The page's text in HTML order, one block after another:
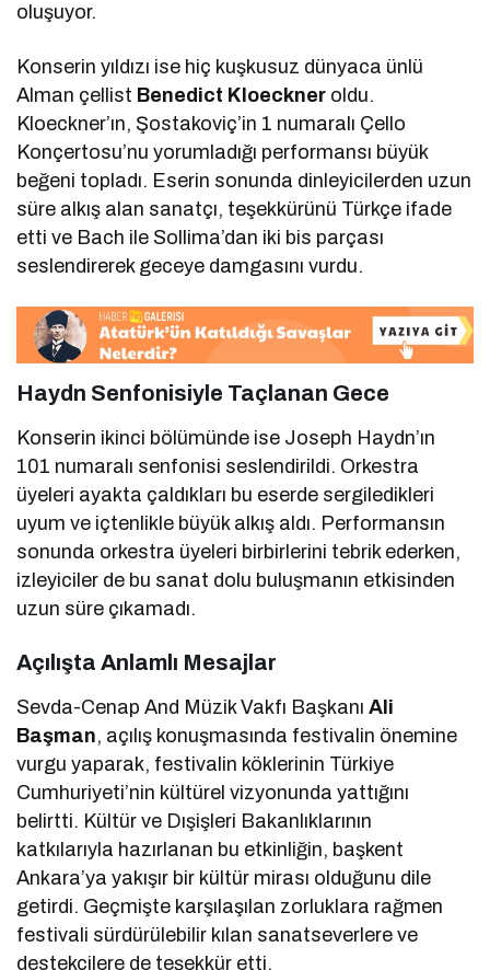
oluşuyor.
Konserin yıldızı ise hiç kuşkusuz dünyaca ünlü
Alman çellist Benedict Kloeckner oldu.
Kloeckner’ın, Şostakoviç’in 1 numaralı Çello
Konçertosu’nu yorumladığı performansı büyük
beğeni topladı. Eserin sonunda dinleyicilerden uzun
süre alkış alan sanatçı, teşekkürünü Türkçe ifade
etti ve Bach ile Sollima’dan iki bis parçası
seslendirerek geceye damgasını vurdu.
Haydn Senfonisiyle Taçlanan Gece
Konserin ikinci bölümünde ise Joseph Haydn’ın
101 numaralı senfonisi seslendirildi. Orkestra
üyeleri ayakta çaldıkları bu eserde sergiledikleri
uyum ve içtenlikle büyük alkış aldı. Performansın
sonunda orkestra üyeleri birbirlerini tebrik ederken,
izleyiciler de bu sanat dolu buluşmanın etkisinden
uzun süre çıkamadı.
Açılışta Anlamlı Mesajlar
Sevda-Cenap And Müzik Vakfı BaşkanıAli
Başman, açılış konuşmasında festivalin önemine
vurgu yaparak, festivalin köklerinin Türkiye
Cumhuriyeti’nin kültürel vizyonunda yattığını
belirtti. Kültür ve Dışişleri Bakanlıklarının
katkılarıyla hazırlanan bu etkinliğin, başkent
Ankara’ya yakışır bir kültür mirası olduğunu dile
getirdi. Geçmişte karşılaşılan zorluklara rağmen
festivali sürdürülebilir kılan sanatseverlere ve
destekçilere de teşekkür etti.